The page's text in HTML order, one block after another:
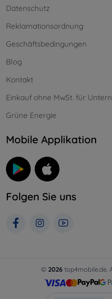
Datenschutz
Reklamationsordnung
Geschäftsbedingungen
Blog
Kontakt
Einkauf ohne MwSt. für
Grüne Energie
Mobile Applikation
Folgen Sie uns
© 2026 top4mobile.de.